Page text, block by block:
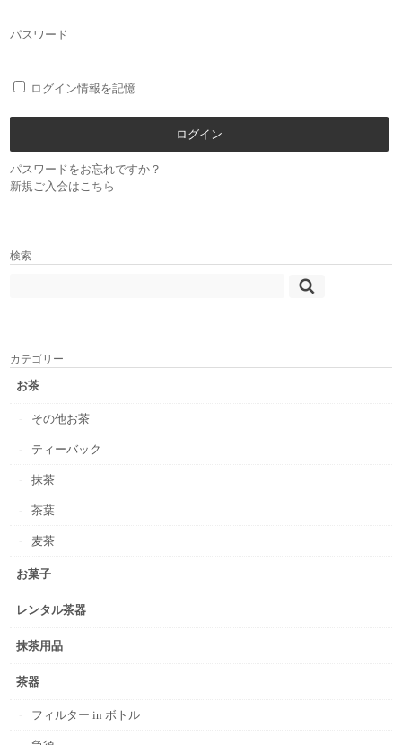
パスワード
ログイン情報を記憶
パスワードをお忘れですか？
新規ご入会はこちら
検索
カテゴリー
お茶
その他お茶
ティーバック
抹茶
茶葉
麦茶
お菓子
レンタル茶器
抹茶用品
茶器
フィルター in ボトル